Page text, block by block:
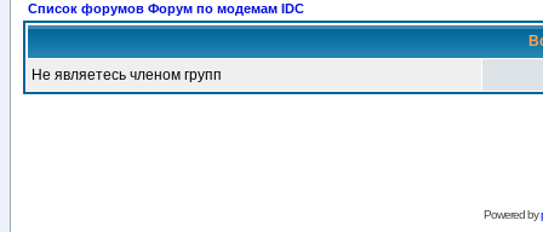
Список форумов Форум по модемам IDC
Не являетесь членом групп
Powered by